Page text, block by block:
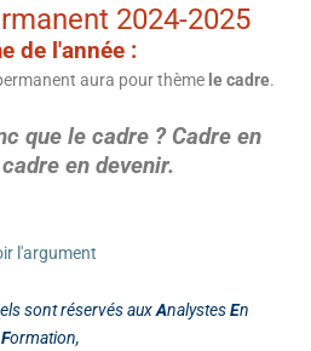
2024-2025
de l'année :
aura pour thème le cadre.
que le cadre ? Cadre en
en devenir.
l'argument
sont réservés auxAnalystesEn
Formation,